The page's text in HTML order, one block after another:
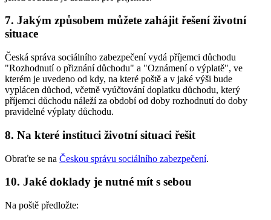
7. Jakým způsobem můžete zahájit řešení životní
situace
Česká správa sociálního zabezpečení vydá příjemci důchodu
"Rozhodnutí o přiznání důchodu" a "Oznámení o výplatě", ve
kterém je uvedeno od kdy, na které poště a v jaké výši bude
vyplácen důchod, včetně vyúčtování doplatku důchodu, který
příjemci důchodu náleží za období od doby rozhodnutí do doby
pravidelné výplaty důchodu.
8. Na které instituci životní situaci řešit
Obraťte se na Českou správu sociálního zabezpečení.
10. Jaké doklady je nutné mít s sebou
Na poště předložte: